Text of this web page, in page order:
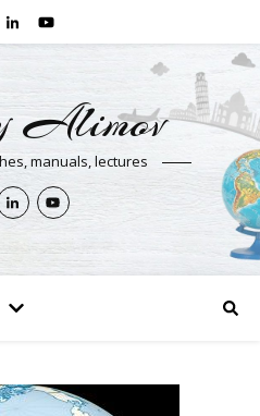
Alimov
manuals, lectures